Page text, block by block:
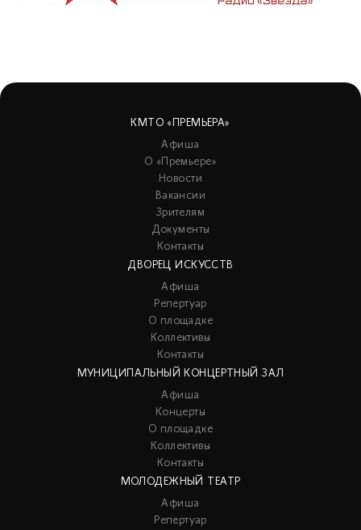
КМТО «ПРЕМЬЕРА»
Афиша
О «Премьере»
Новости
Вакансии
Зрителям
Документы
Контакты
ДВОРЕЦ ИСКУССТВ
Афиша
Репертуар
О площадке
Коллективы
Контакты
МУНИЦИПАЛЬНЫЙ КОНЦЕРТНЫЙ ЗАЛ
Афиша
Концерты
О площадке
Коллективы
Контакты
МОЛОДЕЖНЫЙ ТЕАТР
Афиша
Репертуар